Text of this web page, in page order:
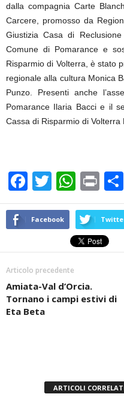
dalla compagnia Carte
Carcere, promosso da
Giustizia Casa di
Comune di Pomarance e
Risparmio di Volterra, è stato
regionale alla cultura Monica
Punzo. Presenti anche
Pomarance Ilaria Bacci e il
Cassa di Risparmio di
F
a
c
b
o
o
k
T
wi
tt
W
h
at
s
A
p
Pr
in
t
Facebook
Articolo precedente
Amiata-Val d’Orcia.
Tornano i campi estivi di
Eta Beta
ARTICOLI